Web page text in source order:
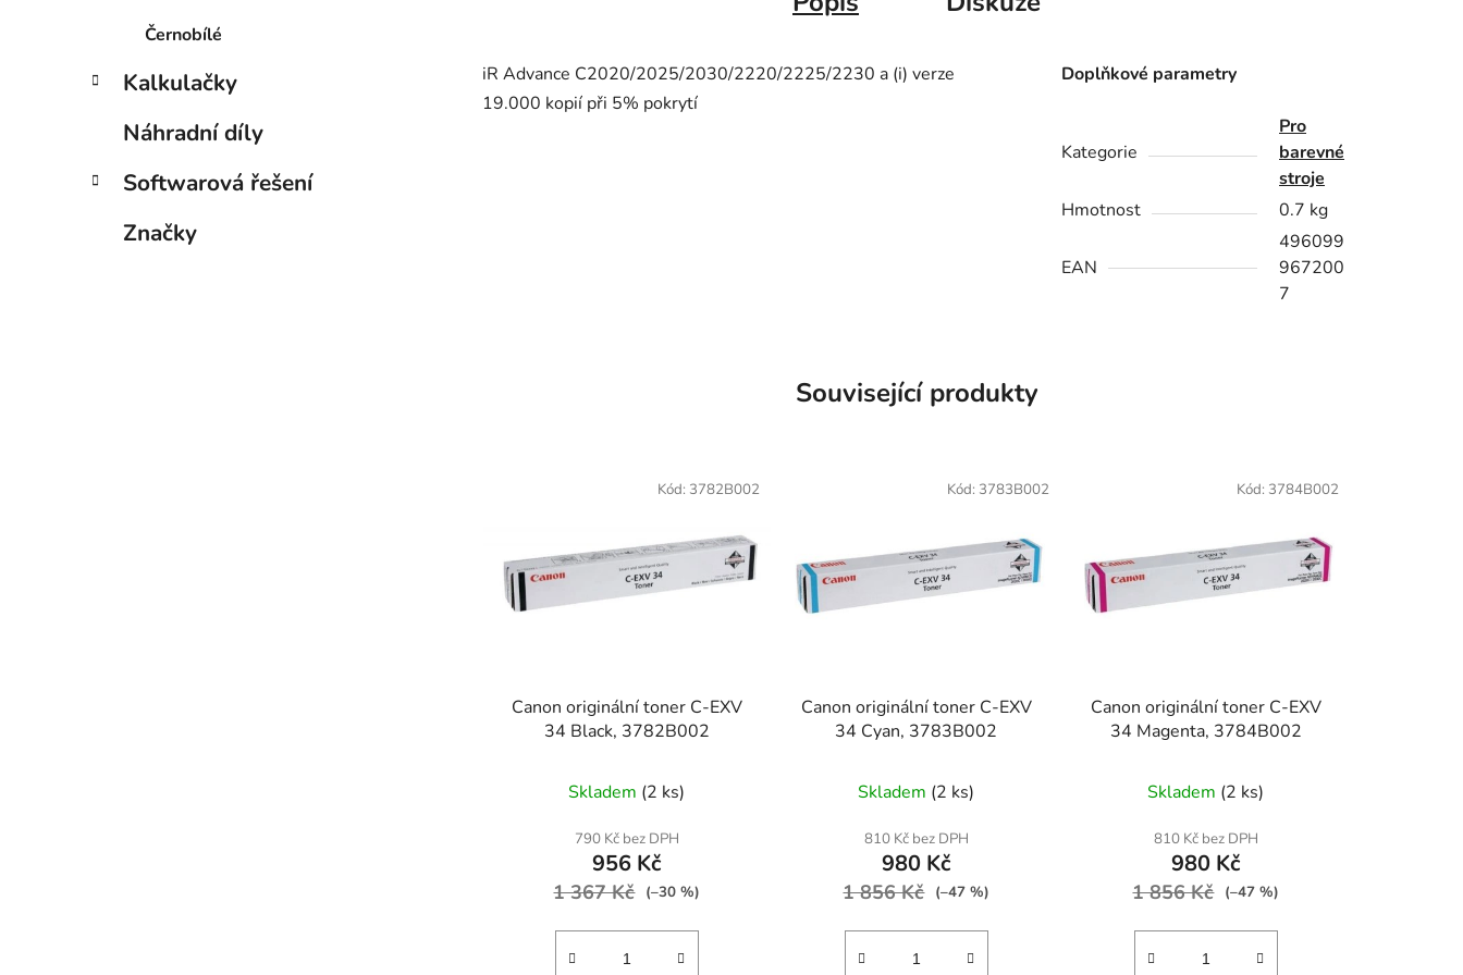
Černobílé
Kalkulačky
Náhradní díly
Softwarová řešení
Značky
iR Advance C2020/2025/2030/2220/2225/2230 a (i) verze
19.000 kopií při 5% pokrytí
Doplňkové parametry
Kategorie
Pro
barevné
stroje
Hmotnost
0.7 kg
EAN
496099
967200
7
Související produkty
Canon originální toner C-EXV
34 Black, 3782B002
Skladem (2 ks)
790 Kč bez DPH
956 Kč
1 367 Kč (–30 %)
Kód: 3782B002
Canon originální toner C-EXV
34 Cyan, 3783B002
Skladem (2 ks)
810 Kč bez DPH
980 Kč
1 856 Kč (–47 %)
Kód: 3783B002
Canon originální toner C-EXV
34 Magenta, 3784B002
Skladem (2 ks)
810 Kč bez DPH
980 Kč
1 856 Kč (–47 %)
Kód: 3784B002